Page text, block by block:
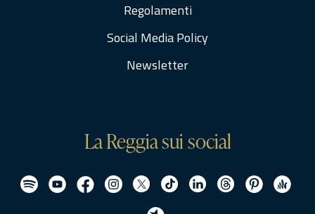
Regolamenti
Social Media Policy
Newsletter
La Reggia sui social